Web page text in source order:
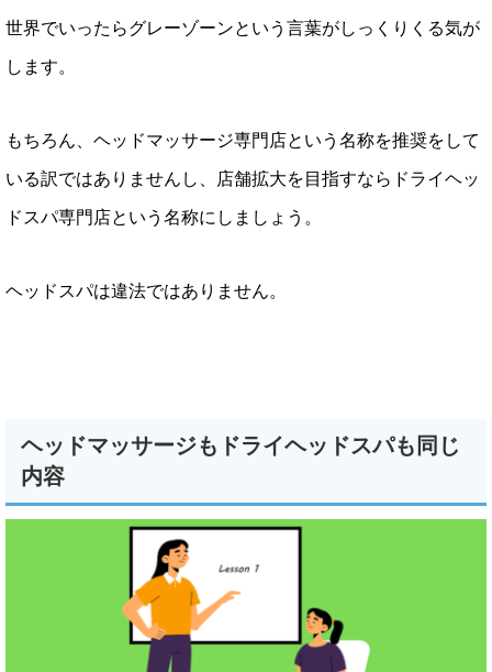
世界でいったらグレーゾーンという言葉がしっくりくる気が
します。
もちろん、ヘッドマッサージ専門店という名称を推奨をして
いる訳ではありませんし、店舗拡大を目指すならドライヘッ
ドスパ専門店という名称にしましょう。
ヘッドスパは違法ではありません。
ヘッドマッサージもドライヘッドスパも同じ
内容